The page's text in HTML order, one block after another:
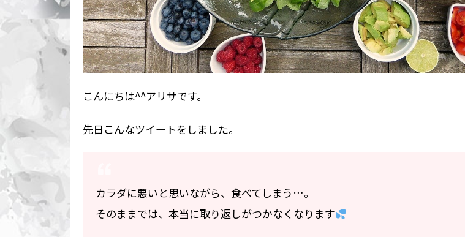
こんにちは^^アリサです。
先日こんなツイートをしました。
カラダに悪いと思いながら、食べてしまう…。
そのままでは、本当に取り返しがつかなくなります